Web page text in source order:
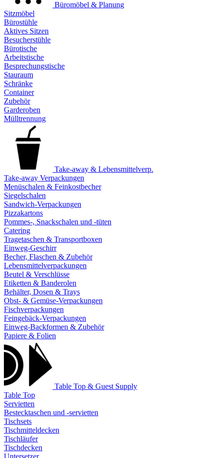
Büromöbel & Planung
Sitzmöbel
Bürostühle
Aktives Sitzen
Besucherstühle
Bürotische
Arbeitstische
Besprechungstische
Stauraum
Schränke
Container
Zubehör
Garderoben
Mülltrennung
Take-away & Lebensmittelverp.
Take-away Verpackungen
Menüschalen & Feinkostbecher
Siegelschalen
Sandwich-Verpackungen
Pizzakartons
Pommes-, Snackschalen und -tüten
Catering
Tragetaschen & Transportboxen
Einweg-Geschirr
Becher, Flaschen & Zubehör
Lebensmittelverpackungen
Beutel & Verschlüsse
Etiketten & Banderolen
Behälter, Dosen & Trays
Obst- & Gemüse-Verpackungen
Fischverpackungen
Feingebäck-Verpackungen
Einweg-Backformen & Zubehör
Papiere & Folien
Table Top & Guest Supply
Table Top
Servietten
Bestecktaschen und -servietten
Tischsets
Tischmitteldecken
Tischläufer
Tischdecken